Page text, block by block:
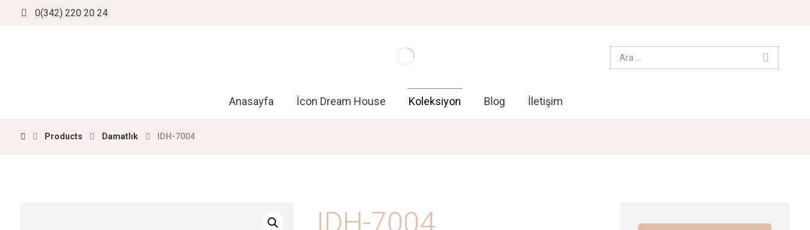
0(342) 220 20 24
Anasayfa İcon Dream House Koleksiyon Blog İletişim
Products Damatlık IDH-7004
IDH-7004